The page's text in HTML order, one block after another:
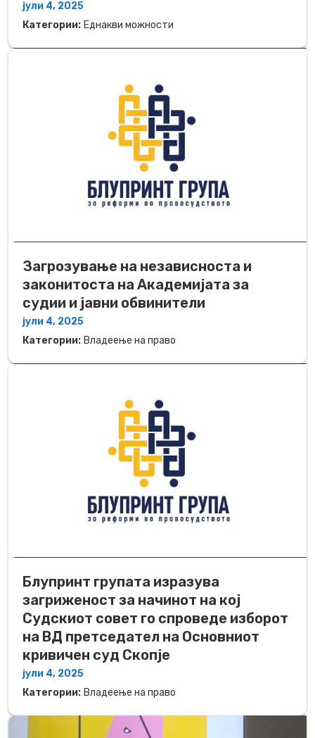
јули 4, 2025
Категории: Еднакви можности
Загрозување на независноста и
законитоста на Академијата за
судии и јавни обвинители
јули 4, 2025
Категории: Владеење на право
Блупринт групата изразува
загриженост за начинот на кој
Судскиот совет го спроведе изборот
на ВД претседател на Основниот
кривичен суд Скопје
јули 4, 2025
Категории: Владеење на право